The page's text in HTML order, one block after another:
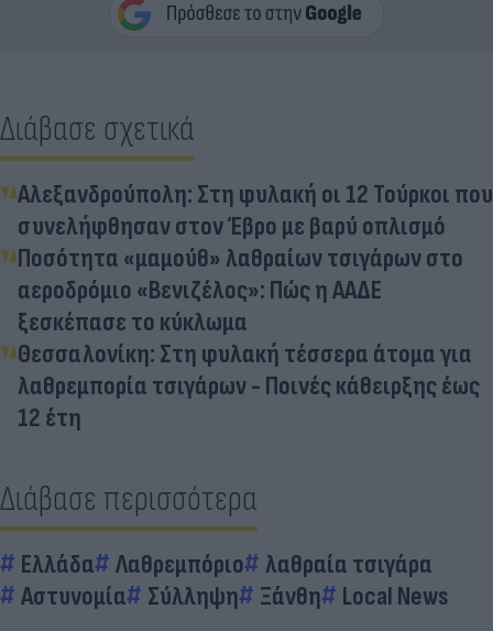
Διάβασε σχετικά
Αλεξανδρούπολη: Στη φυλακή οι 12 Τούρκοι που
συνελήφθησαν στον Έβρο με βαρύ οπλισμό
Ποσότητα «μαμούθ» λαθραίων τσιγάρων στο
αεροδρόμιο «Βενιζέλος»: Πώς η ΑΑΔΕ
ξεσκέπασε το κύκλωμα
Θεσσαλονίκη: Στη φυλακή τέσσερα άτομα για
λαθρεμπορία τσιγάρων - Ποινές κάθειρξης έως
12 έτη
Διάβασε περισσότερα
Ελλάδα Λαθρεμπόριο
λαθραία τσιγάρα
Αστυνομία
Σύλληψη Ξάνθη Local News